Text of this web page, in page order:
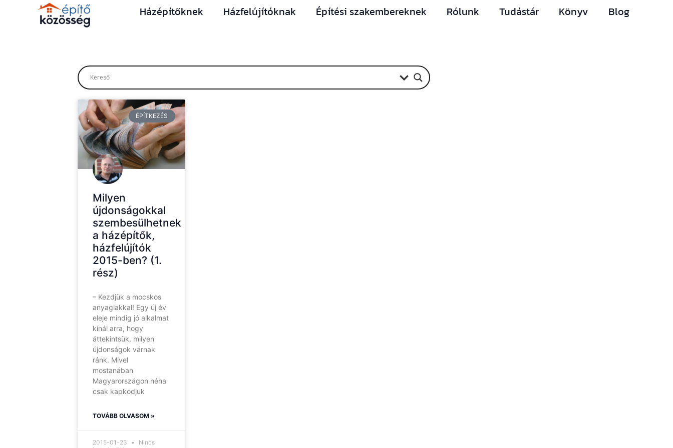
Házépítőknek Házfelújítóknak Építési szakembereknek Rólunk Tudástár Könyv Blog
ÉPÍTKEZÉS
Milyen
újdonságokkal
szembesülhetnek
a házépítők,
házfelújítók
2015-ben? (1.
rész)
– Kezdjük a mocskos
anyagiakkal! Egy új év
eleje mindig jó alkalmat
kínál arra, hogy
áttekintsük, milyen
újdonságok várnak
ránk. Mivel
mostanában
Magyarországon néha
csak kapkodjuk
TOVÁBB OLVASOM »
2015-01-23
Nincs